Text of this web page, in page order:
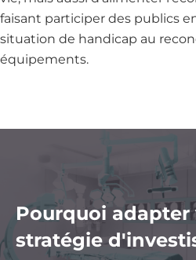
faisant participer des publics
situation de handicap au
équipements.
Image
Pourquoi adapter
stratégie